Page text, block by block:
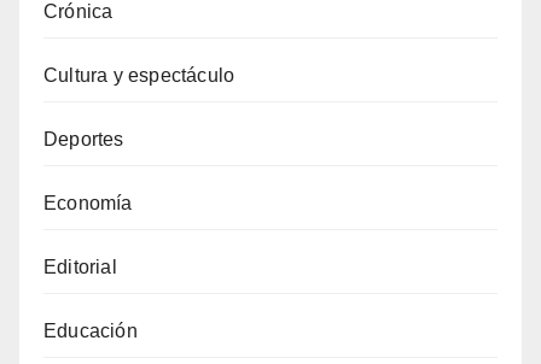
Crónica
Cultura y espectáculo
Deportes
Economía
Editorial
Educación